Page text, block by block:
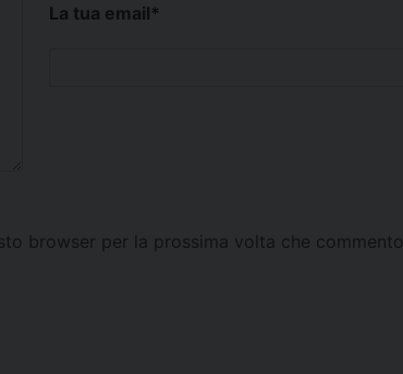
La tua email*
browser per la prossima volta che commento.